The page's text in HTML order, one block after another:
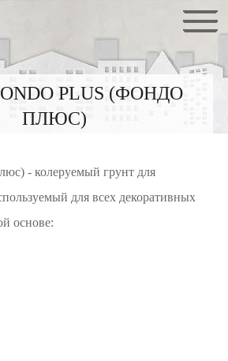
PLUS (ФОНДО
ПЛЮС)
- колеруемый грунт для
для всех декоративных
основе: